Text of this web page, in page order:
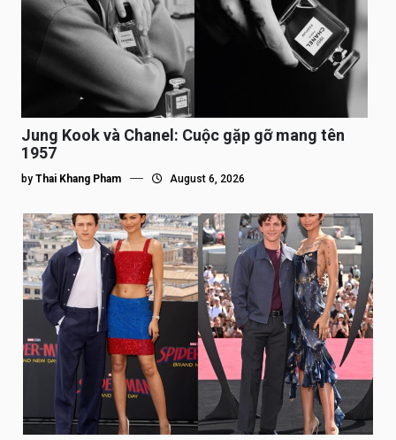
Jung Kook và Chanel: Cuộc gặp gỡ mang tên
1957
by Thai Khang Pham August 6, 2026